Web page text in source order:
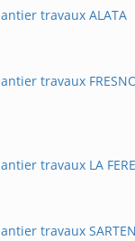
travaux ALATA
travaux
travaux LA FERE
travaux